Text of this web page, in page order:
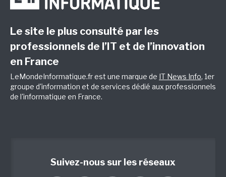
Le site le plus consulté par les
professionnels de l’IT et de l’innovation
en France
LeMondeInformatique.fr est une marque de IT News Info, 1er
groupe d'information et de services dédié aux professionnels
de l'informatique en France.
Suivez-nous sur les réseaux